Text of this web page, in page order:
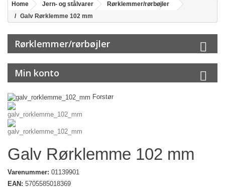
Home Jern- og stålvarer
Rørklemmer/rørbøjler
Galv Rørklemme 102 mm
Rørklemmer/rørbøjler
Min konto
Forstør
Galv Rørklemme 102 mm
Varenummer: 01139901
EAN: 5705585018369